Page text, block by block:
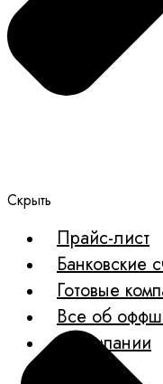
Скрыть
Прайс-лист
Банковские
Готовые
Все об
О компании
Новости